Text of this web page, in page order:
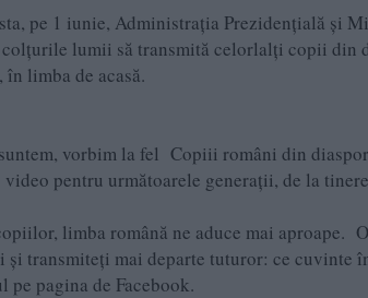
pe 1 iunie, Administrația Prezidențială şi
lumii să transmită celorlalți copii din
în limba de acasă.
vorbim la fel Copiii români din
video pentru următoarele generații, de la
limba română ne aduce mai
şi transmiteți mai departe tuturor: ce cuvinte
pe pagina de Facebook.